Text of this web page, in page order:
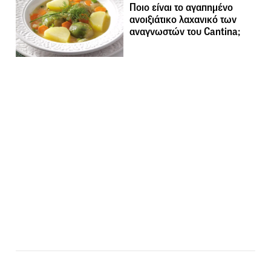
Ποιο είναι το αγαπημένο
ανοιξιάτικο λαχανικό των
αναγνωστών του Cantina;